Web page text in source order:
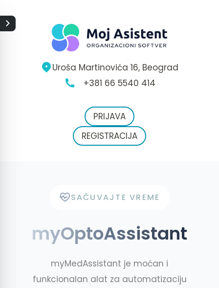
Uroša Martinovića 16, Beograd
+381 66 5540 414
PRIJAVA
REGISTRACIJA
SAČUVAJTE VREME
myOptoAssistant
myMedAssistant je moćan i
funkcionalan alat za automatizaciju